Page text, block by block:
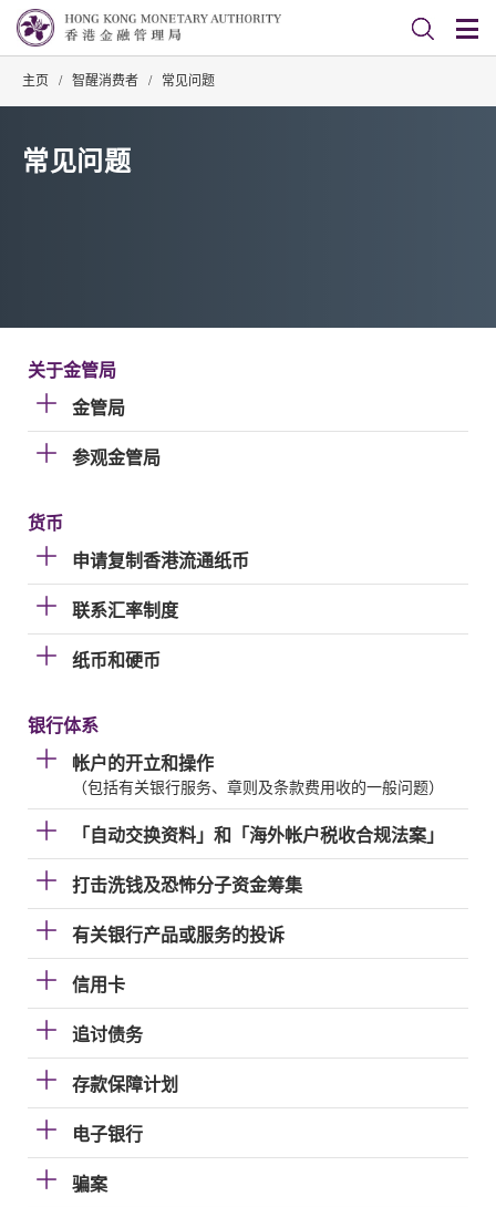
主页 / 智醒消费者 / 常见问题
常见问题
关于金管局
金管局
参观金管局
货币
申请复制香港流通纸币
联系汇率制度
纸币和硬币
银行体系
帐户的开立和操作
（包括有关银行服务、章则及条款费用收的一般问题）
「自动交换资料」和「海外帐户税收合规法案」
打击洗钱及恐怖分子资金筹集
有关银行产品或服务的投诉
信用卡
追讨债务
存款保障计划
电子银行
骗案